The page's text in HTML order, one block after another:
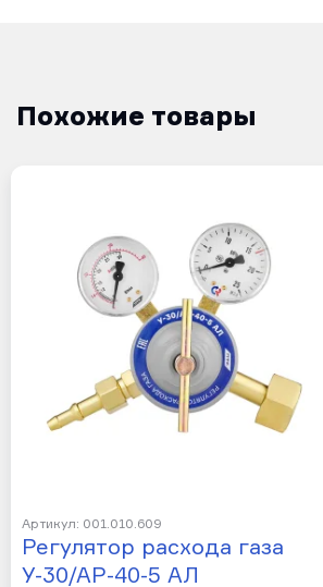
Похожие товары
Артикул: 001.010.609
Регулятор расхода газа
У-30/АР-40-5 АЛ